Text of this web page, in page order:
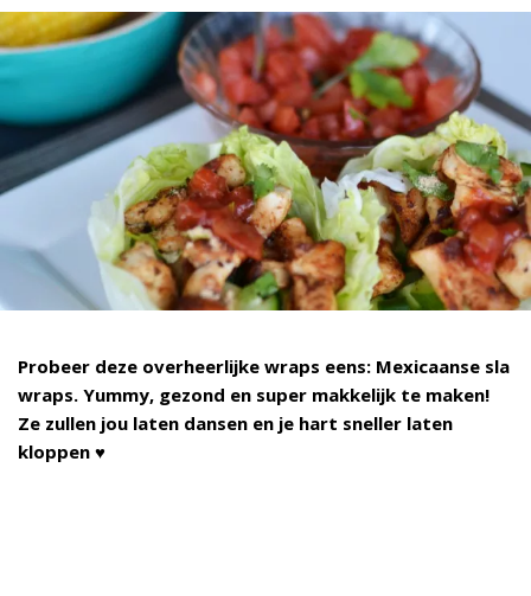
Probeer deze overheerlijke wraps eens: Mexicaanse sla
wraps. Yummy, gezond en super makkelijk te maken!
Ze zullen jou laten dansen en je hart sneller laten
kloppen ♥